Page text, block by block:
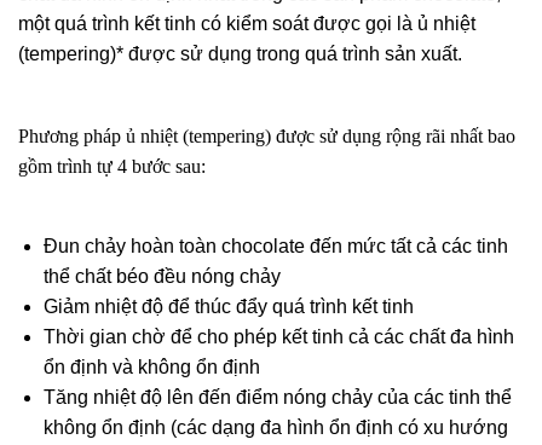
một quá trình kết tinh có kiểm soát được gọi là ủ nhiệt
(tempering)* được sử dụng trong quá trình sản xuất.
Phương pháp ủ nhiệt (tempering) được sử dụng rộng rãi nhất bao
gồm trình tự 4 bước sau:
Đun chảy hoàn toàn chocolate đến mức tất cả các tinh
thể chất béo đều nóng chảy
Giảm nhiệt độ để thúc đẩy quá trình kết tinh
Thời gian chờ để cho phép kết tinh cả các chất đa hình
ổn định và không ổn định
Tăng nhiệt độ lên đến điểm nóng chảy của các tinh thể
không ổn định (các dạng đa hình ổn định có xu hướng